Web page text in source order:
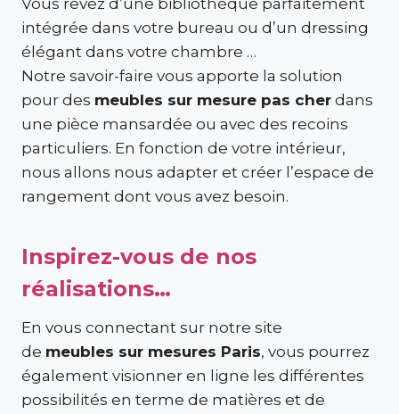
Vous rêvez d’une bibliothèque parfaitement
intégrée dans votre bureau ou d’un dressing
élégant dans votre chambre …
Notre savoir-faire vous apporte la solution
pour des meubles sur mesure pas cher dans
une pièce mansardée ou avec des recoins
particuliers. En fonction de votre intérieur,
nous allons nous adapter et créer l’espace de
rangement dont vous avez besoin.
Inspirez-vous de nos
réalisations…
En vous connectant sur notre site
de meubles sur mesures Paris, vous pourrez
également visionner en ligne les différentes
possibilités en terme de matières et de